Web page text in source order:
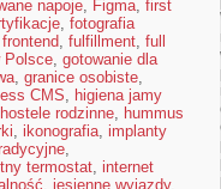
napoje, Figma, first
, fotografia
frontend, fulfillment, full
Polsce, gotowanie dla
, granice osobiste,
CMS, higiena jamy
hostele rodzinne, hummus
, ikonografia, implanty
,
termostat, internet
, jesienne wyjazdy,